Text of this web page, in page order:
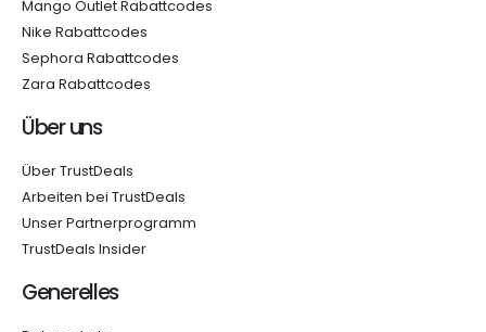
Mango Outlet Rabattcodes
Nike Rabattcodes
Sephora Rabattcodes
Zara Rabattcodes
Über uns
Über TrustDeals
Arbeiten bei TrustDeals
Unser Partnerprogramm
TrustDeals Insider
Generelles